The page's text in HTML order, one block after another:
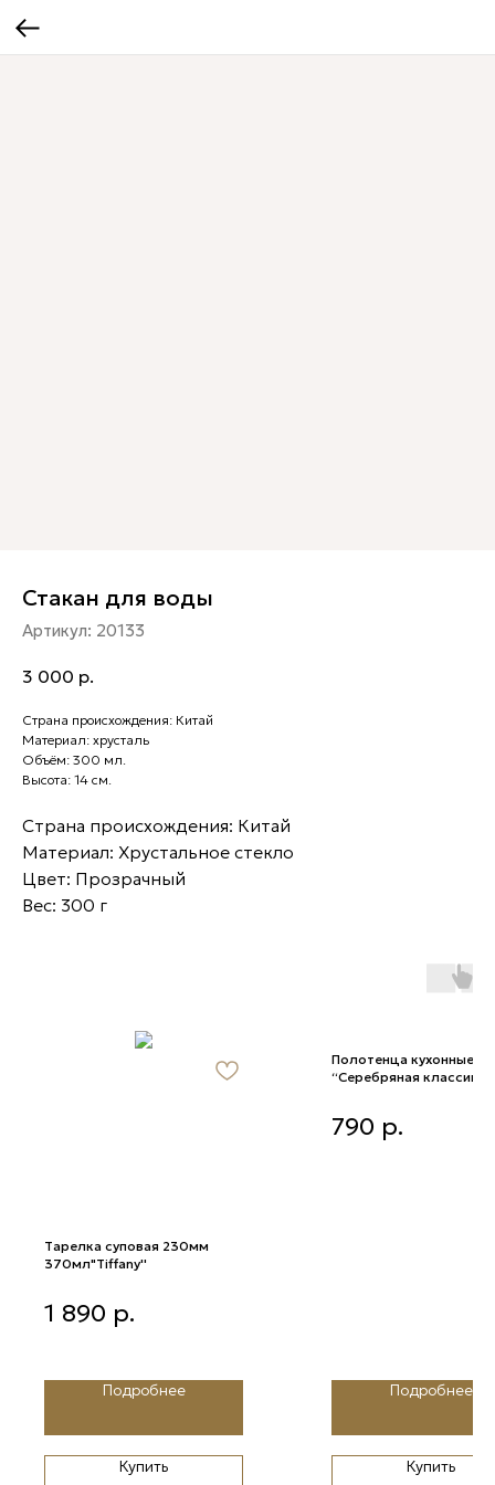
Стакан для воды
Артикул: 20133
3 000 р.
Страна происхождения: Китай
Материал: хрусталь
Объём: 300 мл.
Высота: 14 см.
Страна происхождения: Китай
Материал: Хрустальное стекло
Цвет: Прозрачный
Вес: 300 г
Тарелка суповая 230мм
370мл"Tiffany''
370мл"Tiffany''
1 890 р.
Подробнее
Купить
Полотенца кухонные
“Серебряная классика
“Серебряная классика
790 р.
Подробнее
Купить